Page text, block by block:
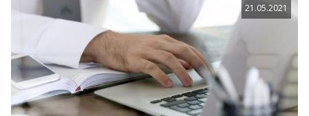
21.05.2021